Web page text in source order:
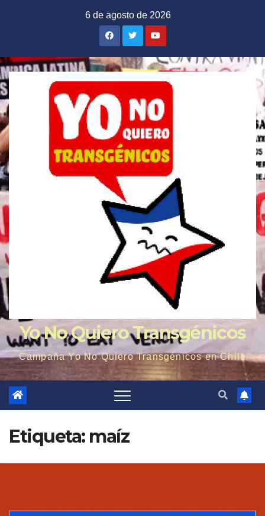
6 de agosto de 2026
Yo No Quiero Transgénicos
Campaña Yo No Quiero Transgénicos en Chile
Etiqueta: maíz